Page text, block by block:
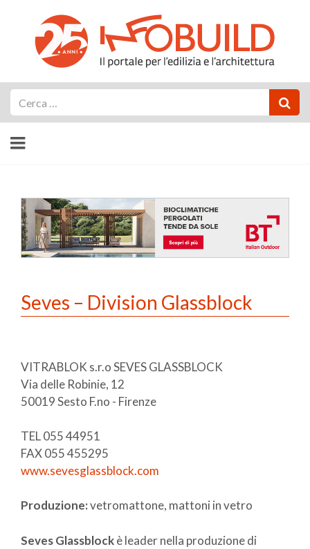
Seves – Division Glassblock
VITRABLOK s.r.o SEVES GLASSBLOCK
Via delle Robinie, 12
50019 Sesto F.no - Firenze
TEL 055 44951
FAX 055 455295
www.sevesglassblock.com
Produzione:vetromattone, mattoni in vetro
Seves Glassblockè leader nella produzione di